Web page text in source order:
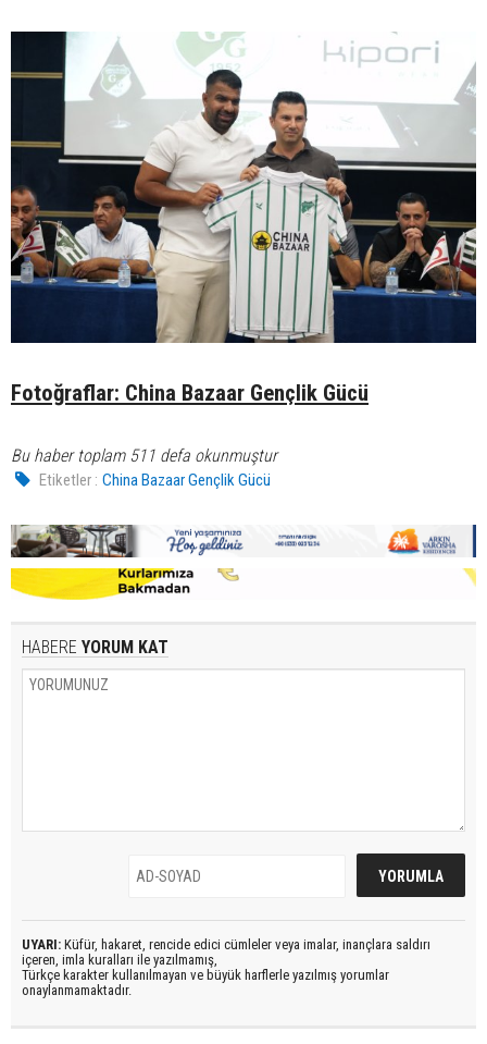
Fotoğraflar: China Bazaar Gençlik Gücü
Bu haber toplam 511 defa okunmuştur
Etiketler : China Bazaar Gençlik Gücü
HABERE YORUM KAT
UYARI: Küfür, hakaret, rencide edici cümleler veya imalar, inançlara saldırı
içeren, imla kuralları ile yazılmamış,
Türkçe karakter kullanılmayan ve büyük harflerle yazılmış yorumlar
onaylanmamaktadır.